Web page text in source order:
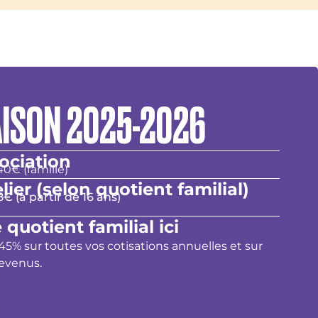
2025-2026
(famille)
(selon quotient familial)
(à partir de 16 ans)
quotient familial ici
sur toutes vos cotisations annuelles et sur